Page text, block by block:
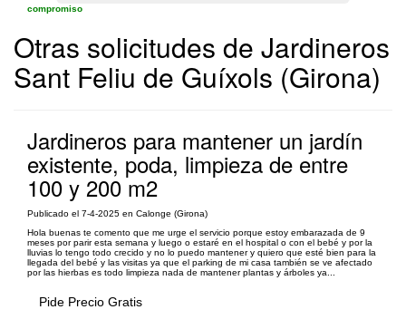
compromiso
Otras solicitudes de Jardineros
Sant Feliu de Guíxols (Girona)
Jardineros para mantener un jardín
existente, poda, limpieza de entre
100 y 200 m2
Publicado el 7-4-2025 en Calonge (Girona)
Hola buenas te comento que me urge el servicio porque estoy embarazada de 9
meses por parir esta semana y luego o estaré en el hospital o con el bebé y por la
lluvias lo tengo todo crecido y no lo puedo mantener y quiero que esté bien para la
llegada del bebé y las visitas ya que el parking de mi casa también se ve afectado
por las hierbas es todo limpieza nada de mantener plantas y árboles ya...
Pide Precio Gratis